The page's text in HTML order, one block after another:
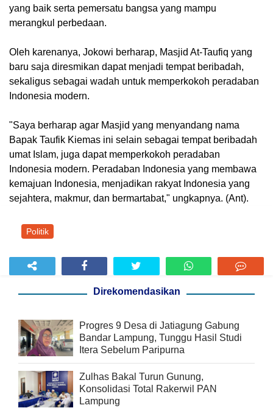
yang baik serta pemersatu bangsa yang mampu
merangkul perbedaan.
Oleh karenanya, Jokowi berharap, Masjid At-Taufiq yang
baru saja diresmikan dapat menjadi tempat beribadah,
sekaligus sebagai wadah untuk memperkokoh peradaban
Indonesia modern.
"Saya berharap agar Masjid yang menyandang nama
Bapak Taufik Kiemas ini selain sebagai tempat beribadah
umat Islam, juga dapat memperkokoh peradaban
Indonesia modern. Peradaban Indonesia yang membawa
kemajuan Indonesia, menjadikan rakyat Indonesia yang
sejahtera, makmur, dan bermartabat," ungkapnya. (Ant).
Politik
Direkomendasikan
Progres 9 Desa di Jatiagung Gabung
Bandar Lampung, Tunggu Hasil Studi
Itera Sebelum Paripurna
Zulhas Bakal Turun Gunung,
Konsolidasi Total Rakerwil PAN
Lampung